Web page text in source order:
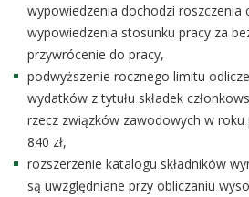
wypowiedzenia dochodzi roszczenia
wypowiedzenia stosunku pracy za
przywrócenie do pracy,
podwyższenie rocznego limitu
wydatków z tytułu składek
rzecz związków zawodowych w roku
840 zł,
rozszerzenie katalogu składników
są uwzględniane przy obliczaniu